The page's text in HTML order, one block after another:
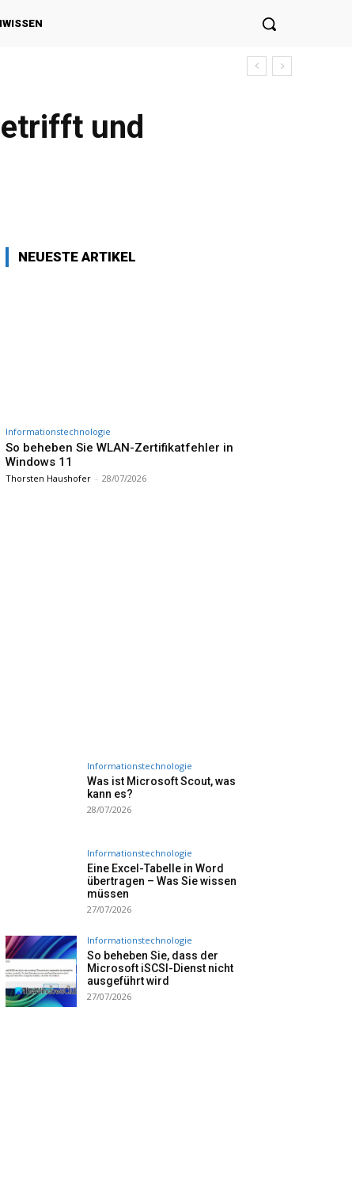
und
NEUESTE ARTIKEL
Informationstechnologie
So beheben Sie WLAN-Zertifikatfehler in
Windows 11
Thorsten Haushofer - 28/07/2026
Informationstechnologie
Was ist Microsoft Scout, was
kann es?
28/07/2026
Informationstechnologie
Eine Excel-Tabelle in Word
übertragen – Was Sie wissen
müssen
27/07/2026
Informationstechnologie
So beheben Sie, dass der
Microsoft iSCSI-Dienst nicht
ausgeführt wird
27/07/2026